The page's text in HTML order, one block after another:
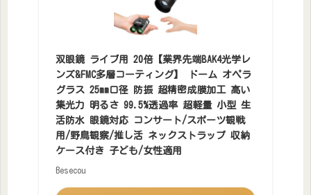
双眼鏡 ライブ用 20倍【業界先端BAK4光学レ
ンズ&FMC多層コーティング】 ドーム オペラ
グラス 25mm口径 防振 超精密成膜加工 高い
集光力 明るさ 99.5%透過率 超軽量 小型 生
活防水 眼鏡対応 コンサート/スポーツ観戦
用/野鳥観察/推し活 ネックストラップ 収納
ケース付き 子ども/女性適用
Besecou